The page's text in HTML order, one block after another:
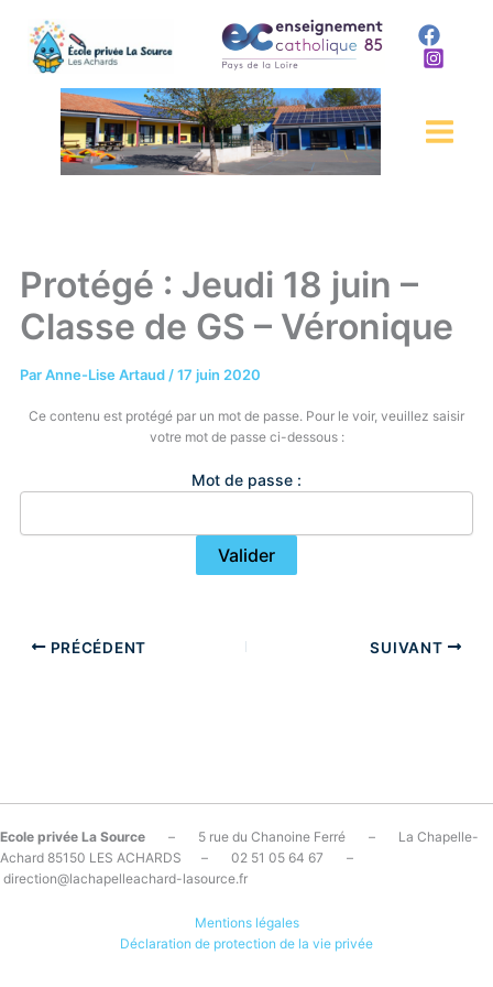
contenu
Protégé : Jeudi 18 juin –
Classe de GS – Véronique
ParAnne-Lise Artaud /17 juin 2020
Ce contenu est protégé par un mot de passe. Pour le voir, veuillez saisir
votre mot de passe ci-dessous :
Mot de passe :
PRÉCÉDENT SUIVANT
Ecole privée La Source – 5 rue du Chanoine Ferré – La Chapelle-
Achard 85150 LES ACHARDS – 02 51 05 64 67 –
direction@lachapelleachard-lasource.fr
Mentions légales
Déclaration de protection de la vie privée